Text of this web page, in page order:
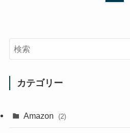
カテゴリー
Amazon (2)